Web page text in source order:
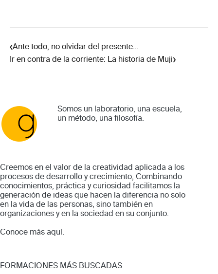
‹Ante todo, no olvidar del presente…
Ir en contra de la corriente: La historia de Muji›
Somos un laboratorio, una escuela,
un método, una filosofía.
Creemos en el valor de la creatividad aplicada a los
procesos de desarrollo y crecimiento, Combinando
conocimientos, práctica y curiosidad facilitamos la
generación de ideas que hacen la diferencia no solo
en la vida de las personas, sino también en
organizaciones y en la sociedad en su conjunto.
Conoce más aquí.
FORMACIONES MÁS BUSCADAS